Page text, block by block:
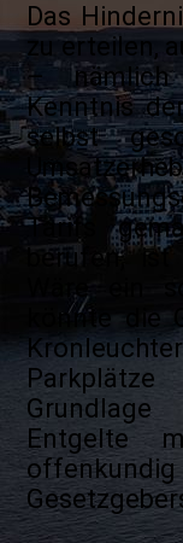
Das
zu erteilen,
– nämlich
Kenntnis
selbst
Tarifs
berufen,
Wäre ein
könnte die
Entgelte